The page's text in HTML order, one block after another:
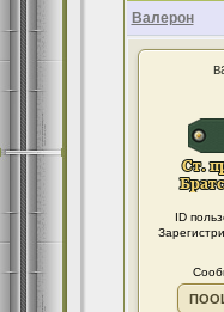
Валерон
ID